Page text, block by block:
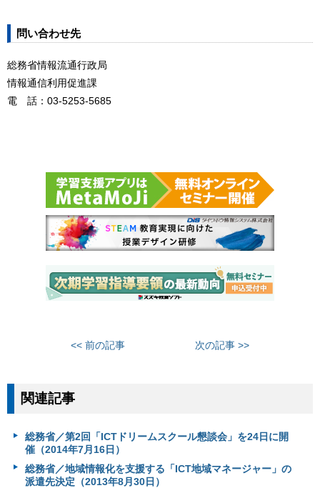
問い合わせ先
総務省情報流通行政局
情報通信利用促進課
電 話：03-5253-5685
<< 前の記事 次の記事 >>
関連記事
総務省／第2回「ICTドリームスクール懇談会」を24日に開
催（2014年7月16日）
総務省／地域情報化を支援する「ICT地域マネージャー」の
派遣先決定（2013年8月30日）